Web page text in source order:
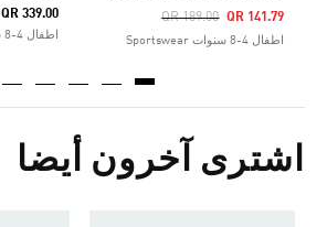
Price Reduced From
QR 189.00
To QR 141.79
اطفال 4-8 سنوات Sportswear
QR 339.00
اطفال 4-8 سنوات Originals
اشترى آخرون أيضا